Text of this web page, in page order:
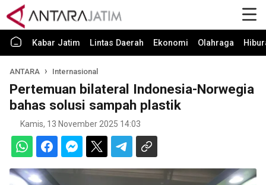
Kabar Jatim Lintas Daerah Ekonomi Olahraga
ANTARA Internasional
Pertemuan bilateral Indonesia-Norwegia
bahas solusi sampah plastik
Kamis, 13 November 2025 14:03